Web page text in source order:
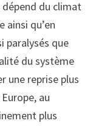
du climat
ainsi qu’en
paralysés que
du système
une reprise plus
au
plus